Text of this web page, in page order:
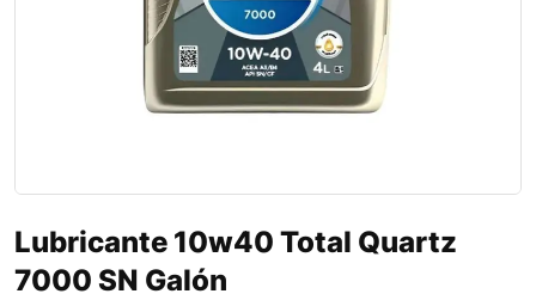
Lubricante 10w40 Total Quartz
7000 SN Galón